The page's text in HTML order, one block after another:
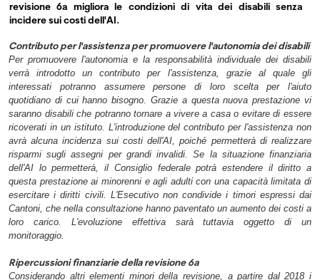
revisione 6a migliora le condizioni di vita dei disabili senza
incidere sui costi dell'AI.
Contributo per l'assistenza per promuovere l'autonomia dei disabili
Per promuovere l'autonomia e la responsabilità individuale dei disabili
verrà introdotto un contributo per l'assistenza, grazie al quale gli
interessati potranno assumere persone di loro scelta per l'aiuto
quotidiano di cui hanno bisogno. Grazie a questa nuova prestazione vi
saranno disabili che potranno tornare a vivere a casa o evitare di essere
ricoverati in un istituto. L'introduzione del contributo per l'assistenza non
avrà alcuna incidenza sui costi dell'AI, poiché permetterà di realizzare
risparmi sugli assegni per grandi invalidi. Se la situazione finanziaria
dell'AI lo permetterà, il Consiglio federale potrà estendere il diritto a
questa prestazione ai minorenni e agli adulti con una capacità limitata di
esercitare i diritti civili. L'Esecutivo non condivide i timori espressi dai
Cantoni, che nella consultazione hanno paventato un aumento dei costi a
loro carico. L'evoluzione effettiva sarà tuttavia oggetto di un
monitoraggio.
Ripercussioni finanziarie della revisione 6a
Considerando altri elementi minori della revisione, a partire dal 2018 i